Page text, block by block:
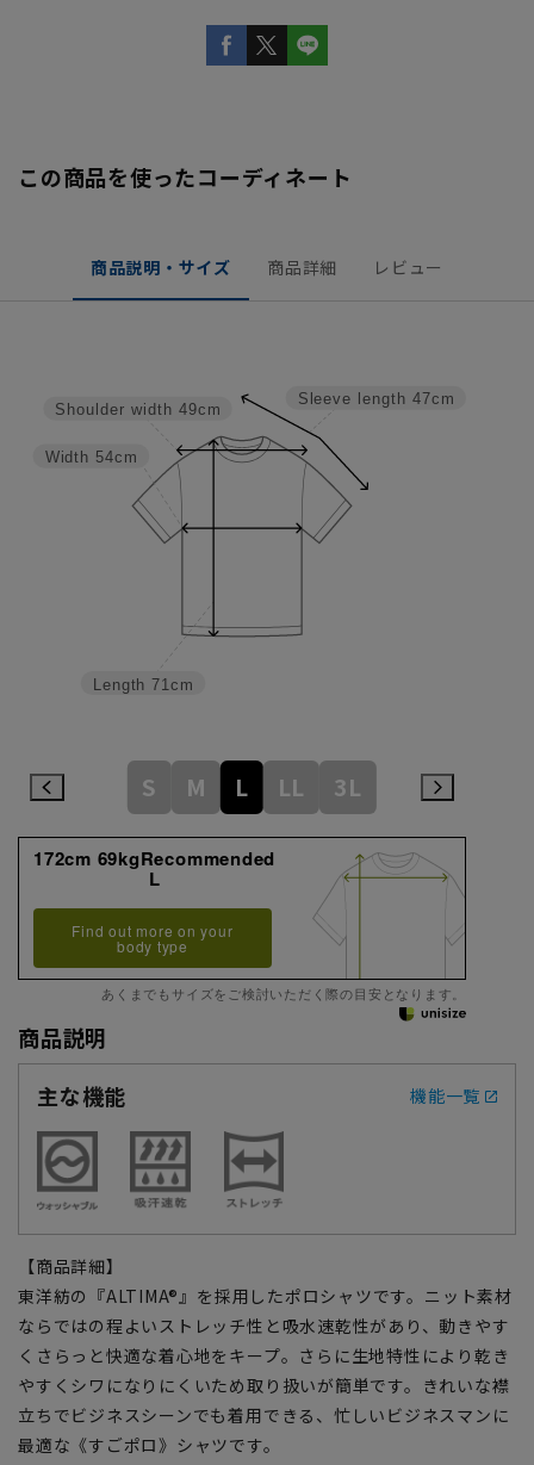
この商品を使ったコーディネート
商品説明・サイズ 商品詳細 レビュー
Sleeve length 47cm
Length 71cm
Width 54cm
Shoulder width 49cm
S M L LL 3L
172cm 69kgRecommended
L
Find out more on your
body type
あくまでもサイズをご検討いただく際の目安となります。
商品説明
主な機能
機能一覧
【商品詳細】
東洋紡の『ALTIMA®』を採用したポロシャツです。ニット素材
ならではの程よいストレッチ性と吸水速乾性があり、動きやす
くさらっと快適な着心地をキープ。さらに生地特性により乾き
やすくシワになりにくいため取り扱いが簡単です。きれいな襟
立ちでビジネスシーンでも着用できる、忙しいビジネスマンに
最適な《すごポロ》シャツです。